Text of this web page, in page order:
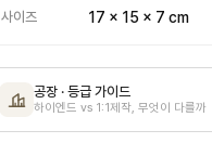
사이즈 17 x 15 x 7 cm
공장 · 등급 가이드
하이엔드 vs 1:1제작, 무엇이 다를까